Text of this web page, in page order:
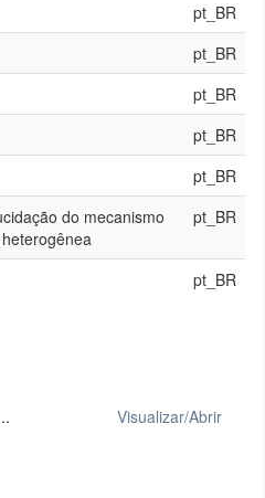
pt_BR
pt_BR
pt_BR
pt_BR
pt_BR
do mecanismo
pt_BR
pt_BR
Visualizar/Abrir